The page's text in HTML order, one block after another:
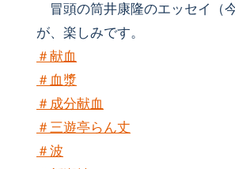
冒頭の筒井康隆のエッセイ（今
が、楽しみです。
＃献血
＃血漿
＃成分献血
＃三遊亭らん丈
＃波